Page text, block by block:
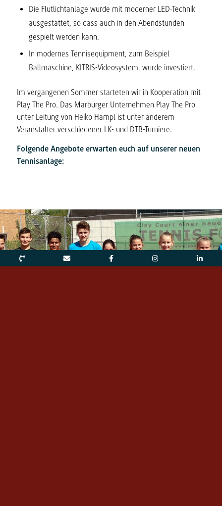
Die Flutlichtanlage wurde mit moderner LED-Technik
ausgestattet, so dass auch in den Abendstunden
gespielt werden kann.
In modernes Tennisequipment, zum Beispiel
Ballmaschine, KITRIS-Videosystem, wurde investiert.
Im vergangenen Sommer starteten wir in Kooperation mit
Play The Pro. Das Marburger Unternehmen Play The Pro
unter Leitung von Heiko Hampl ist unter anderem
Veranstalter verschiedener LK- und DTB-Turniere.
Folgende Angebote erwarten euch auf unserer neuen
Tennisanlage: